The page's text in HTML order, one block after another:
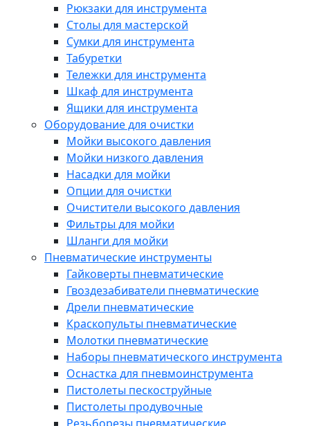
Рюкзаки для инструмента
Столы для мастерской
Сумки для инструмента
Табуретки
Тележки для инструмента
Шкаф для инструмента
Ящики для инструмента
Оборудование для очистки
Мойки высокого давления
Мойки низкого давления
Насадки для мойки
Опции для очистки
Очистители высокого давления
Фильтры для мойки
Шланги для мойки
Пневматические инструменты
Гайковерты пневматические
Гвоздезабиватели пневматические
Дрели пневматические
Краскопульты пневматические
Молотки пневматические
Наборы пневматического инструмента
Оснастка для пневмоинструмента
Пистолеты пескоструйные
Пистолеты продувочные